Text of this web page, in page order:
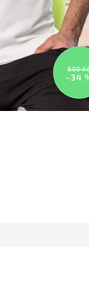
690
–34